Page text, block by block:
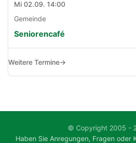
Mi 02.09. 14:00
Gemeinde
Seniorencafé
Weitere Termine→
© Copyright 2005 -
Haben Sie Anregungen, Fragen oder